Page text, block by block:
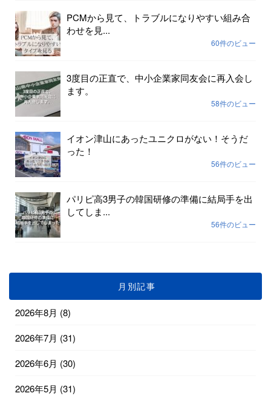
PCMから見て、トラブルになりやすい組み合
わせを見...
60件のビュー
3度目の正直で、中小企業家同友会に再入会し
ます。
58件のビュー
イオン津山にあったユニクロがない！そうだ
った！
56件のビュー
パリピ高3男子の韓国研修の準備に結局手を出
してしま...
56件のビュー
月別記事
2026年8月 (8)
2026年7月 (31)
2026年6月 (30)
2026年5月 (31)